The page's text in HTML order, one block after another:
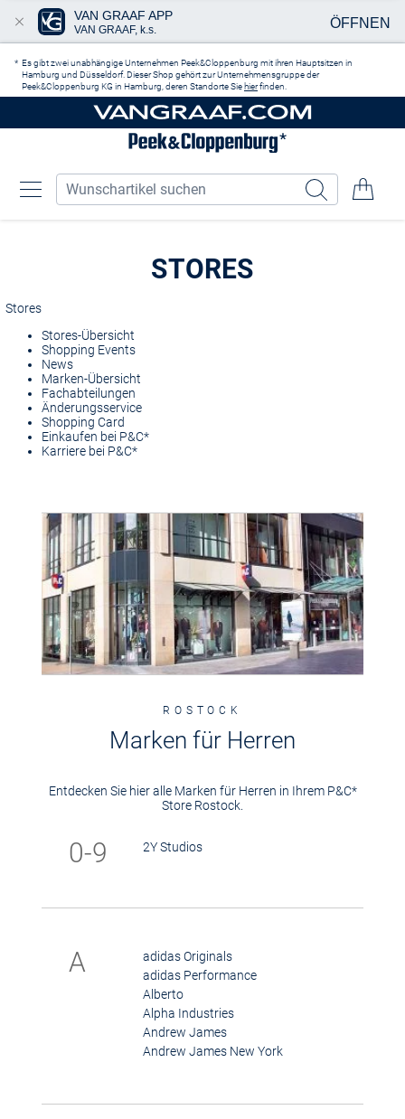
Es gibt zwei unabhängige Unternehmen Peek&Cloppenburg mit ihren Hauptsitzen in
Hamburg und Düsseldorf. Dieser Shop gehört zur Unternehmensgruppe der
Peek&Cloppenburg KG in Hamburg, deren Standorte Sie hierfinden.
STORES
Stores
Stores-Übersicht
Shopping Events
News
Marken-Übersicht
Fachabteilungen
Änderungsservice
Shopping Card
Einkaufen bei P&C*
Karriere bei P&C*
ROSTOCK
Marken für Herren
Entdecken Sie hier alle Marken für Herren in Ihrem P&C*
Store Rostock.
0-9 2Y Studios
A
adidas Originals
adidas Performance
Alberto
Alpha Industries
Andrew James
Andrew James New York
VAN GRAAF APP
VAN GRAAF, k.s. ÖFFNEN